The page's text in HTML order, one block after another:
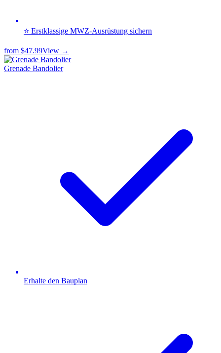
⭐ Erstklassige MWZ-Ausrüstung sichern
from $47.99View →
Grenade Bandolier
Erhalte den Bauplan